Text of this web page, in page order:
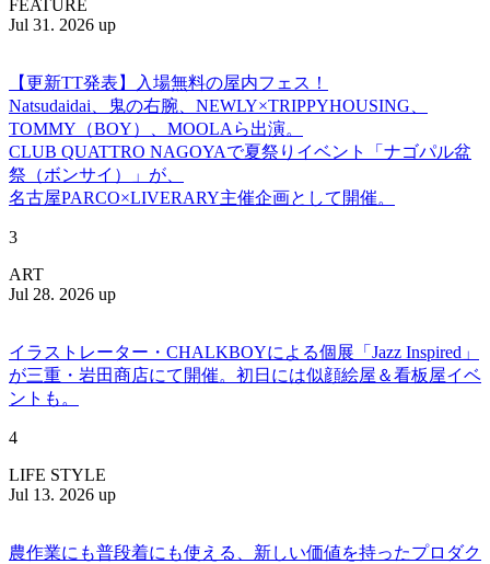
FEATURE
Jul 31. 2026 up
【更新TT発表】入場無料の屋内フェス！
Natsudaidai、鬼の右腕、NEWLY×TRIPPYHOUSING、
TOMMY（BOY）、MOOLAら出演。
CLUB QUATTRO NAGOYAで夏祭りイベント「ナゴパル盆
祭（ボンサイ）」が、
名古屋PARCO×LIVERARY主催企画として開催。
3
ART
Jul 28. 2026 up
イラストレーター・CHALKBOYによる個展「Jazz Inspired」
が三重・岩田商店にて開催。初日には似顔絵屋＆看板屋イベ
ントも。
4
LIFE STYLE
Jul 13. 2026 up
農作業にも普段着にも使える、新しい価値を持ったプロダク